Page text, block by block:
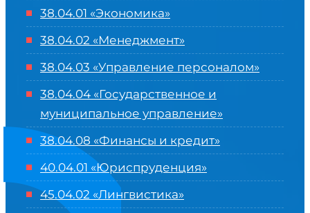
38.04.01 «Экономика»
38.04.02 «Менеджмент»
38.04.03 «Управление персоналом»
38.04.04 «Государственное и
муниципальное управление»
38.04.08 «Финансы и кредит»
40.04.01 «Юриспруденция»
45.04.02 «Лингвистика»